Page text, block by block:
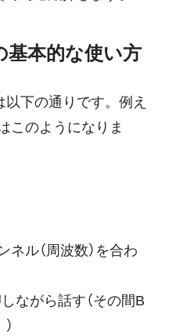
基本的な使い方
以下の通りです。例え
このようになりま
ル（周波数）を合わ
ながら話す（その間B